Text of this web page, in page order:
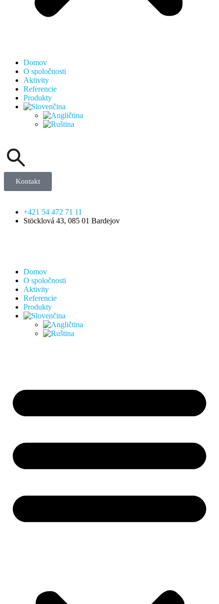
Domov
O spoločnosti
Aktivity
Referencie
Produkty
Kontakt
+421 54 472 71 11
Stöcklová 43, 085 01 Bardejov
Domov
O spoločnosti
Aktivity
Referencie
Produkty